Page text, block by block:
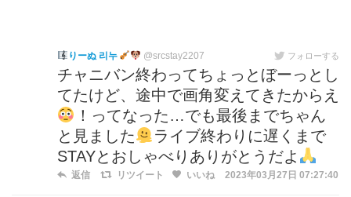
りーぬ 리누 @srcstay2207 フォローする
チャニバン終わってちょっとぼーっとし
てたけど、途中で画角変えてきたからえ
！ってなった…でも最後までちゃん
と見ました
ライブ終わりに遅くまで
STAYとおしゃべりありがとうだよ
返信 リツイート いいね 2023年03月27日 07:27:40